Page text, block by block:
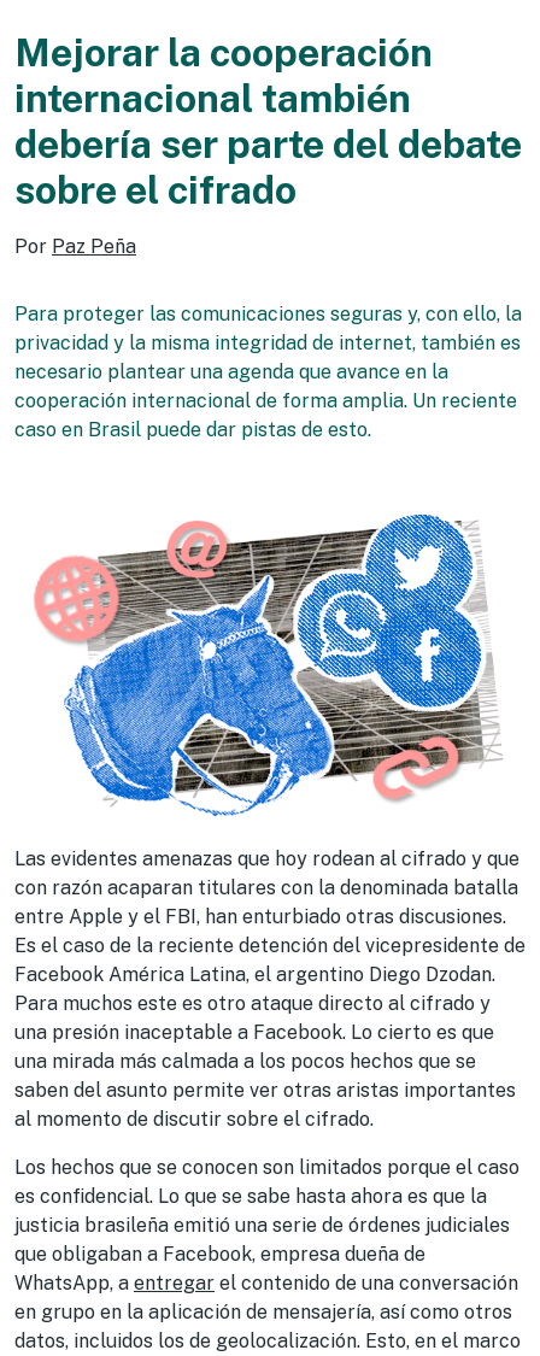
Mejorar la cooperación
internacional también
debería ser parte del debate
sobre el cifrado
Por Paz Peña
Para proteger las comunicaciones seguras y, con ello, la
privacidad y la misma integridad de internet, también es
necesario plantear una agenda que avance en la
cooperación internacional de forma amplia. Un reciente
caso en Brasil puede dar pistas de esto.
Las evidentes amenazas que hoy rodean al cifrado y que
con razón acaparan titulares con la denominada batalla
entre Apple y el FBI, han enturbiado otras discusiones.
Es el caso de la reciente detención del vicepresidente de
Facebook América Latina, el argentino Diego Dzodan.
Para muchos este es otro ataque directo al cifrado y
una presión inaceptable a Facebook. Lo cierto es que
una mirada más calmada a los pocos hechos que se
saben del asunto permite ver otras aristas importantes
al momento de discutir sobre el cifrado.
Los hechos que se conocen son limitados porque el caso
es confidencial. Lo que se sabe hasta ahora es que la
justicia brasileña emitió una serie de órdenes judiciales
que obligaban a Facebook, empresa dueña de
WhatsApp, a entregar el contenido de una conversación
en grupo en la aplicación de mensajería, así como otros
datos, incluidos los de geolocalización. Esto, en el marco